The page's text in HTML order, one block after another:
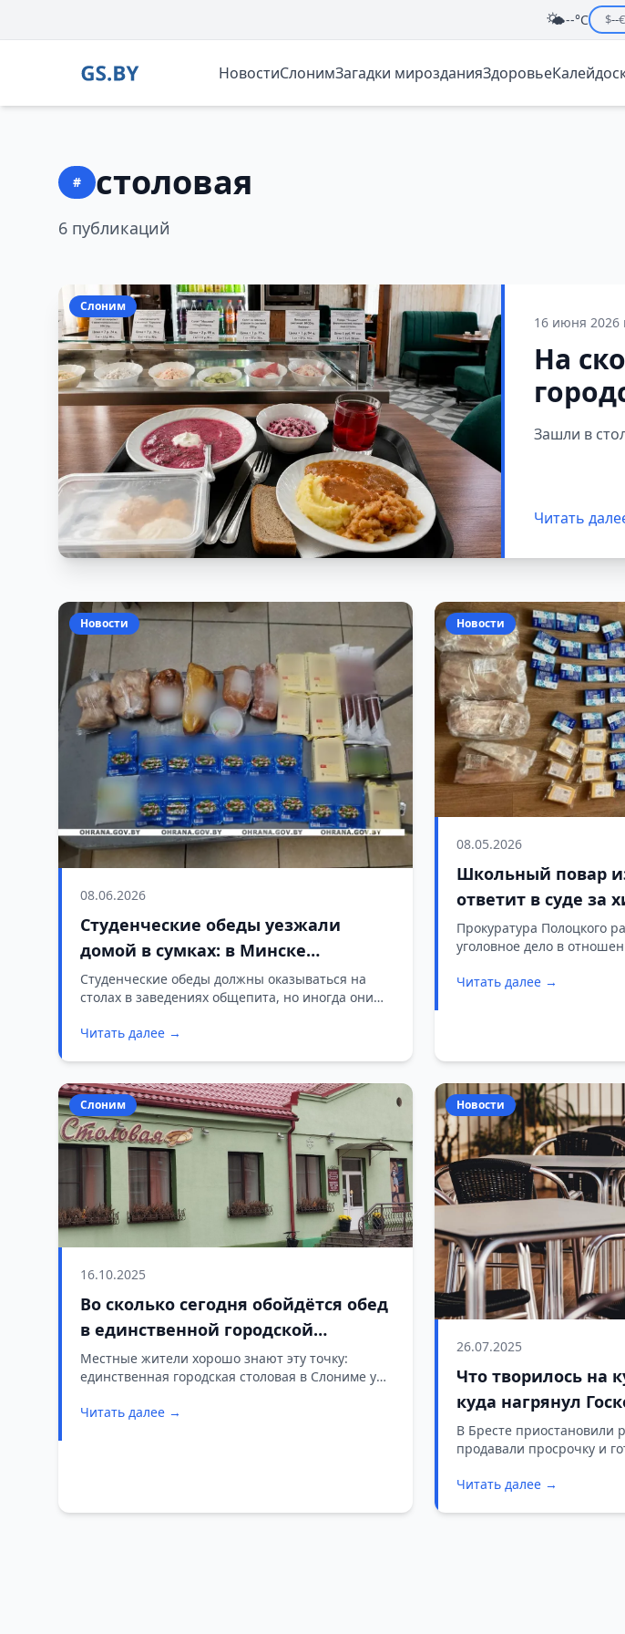
🌤️--°C $--€
НовостиСлонимЗагадки мирозданияЗдоровье
# столовая
6 публикаций
Слоним
16 июня 2026
На
Зашли в
Читать
Новости
08.06.2026
Студенческие обеды уезжали
домой в сумках: в Минске
задержали поваров, выносивших
продукты из столовой
Студенческие обеды должны оказываться на
столах в заведениях общепита, но иногда они
личные сумки персонала. На днях сотрудники
столичных студенческих столовых.
Читать далее →
Новости
08.05.2026
Школьный повар
ответит в суде за
продуктов
Прокуратура Полоцкого
уголовное дело в
школ. Женщину обвиняют
Читать далее →
Слоним
16.10.2025
Во сколько сегодня обойдётся обед
в единственной городской
столовой Слонима
Местные жители хорошо знают эту точку:
единственная городская столовая в Слониме уже
решил узнать, насколько изменились цены и что
Читать далее →
Новости
26.07.2025
Что творилось на
куда нагрянул
В Бресте приостановили
продавали просрочку и
Читать далее →